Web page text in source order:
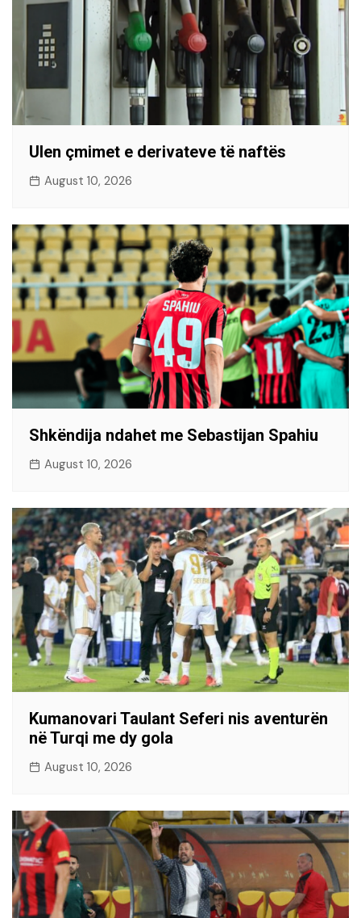
Ulen çmimet e derivateve të naftës
August 10, 2026
Shkëndija ndahet me Sebastijan Spahiu
August 10, 2026
Kumanovari Taulant Seferi nis aventurën
në Turqi me dy gola
August 10, 2026